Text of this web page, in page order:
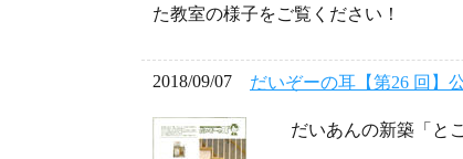
た教室の様子をご覧ください！
2018/09/07 だいぞーの耳【第26 回】
だいあんの新築「と